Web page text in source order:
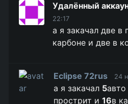
Удалённый
22:17
а я закачал две в
карбоне и две в
Eclipse 72rus 24
а я закачал 5
прострит и16в